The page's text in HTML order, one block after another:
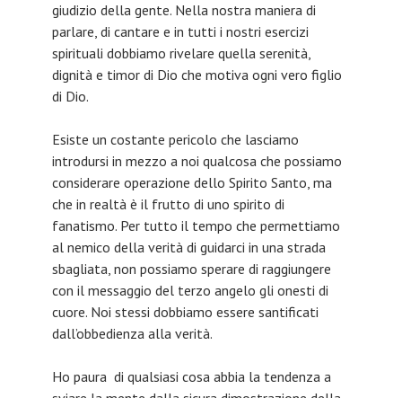
giudizio della gente. Nella nostra maniera di
parlare, di cantare e in tutti i nostri esercizi
spirituali dobbiamo rivelare quella serenità,
dignità e timor di Dio che motiva ogni vero figlio
di Dio.
Esiste un costante pericolo che lasciamo
introdursi in mezzo a noi qualcosa che possiamo
considerare operazione dello Spirito Santo, ma
che in realtà è il frutto di uno spirito di
fanatismo. Per tutto il tempo che permettiamo
al nemico della verità di guidarci in una strada
sbagliata, non possiamo sperare di raggiungere
con il messaggio del terzo angelo gli onesti di
cuore. Noi stessi dobbiamo essere santificati
dall’obbedienza alla verità.
Ho paura di qualsiasi cosa abbia la tendenza a